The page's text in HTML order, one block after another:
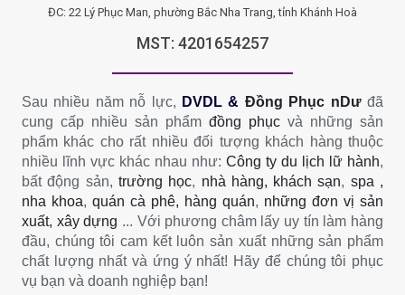
ĐC: 22 Lý Phục Man, phường Bắc Nha Trang, tỉnh Khánh Hoà
MST: 4201654257
Sau nhiều năm nỗ lực, DVDL & Đồng Phục nDưđã
cung cấp nhiều sản phẩm đồng phục và những sản
phẩm khác cho rất nhiều đối tượng khách hàng thuộc
nhiều lĩnh vực khác nhau như: Công ty du lịch lữ hành,
bất động sản, trường học, nhà hàng, khách sạn, spa ,
nha khoa, quán cà phê, hàng quán, những đơn vị sản
xuất, xây dựng ... Với phương châm lấy uy tín làm hàng
đầu, chúng tôi cam kết luôn sản xuất những sản phẩm
chất lượng nhất và ứng ý nhất! Hãy để chúng tôi phục
vụ bạn và doanh nghiệp bạn!